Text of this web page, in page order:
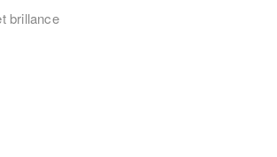
brillance